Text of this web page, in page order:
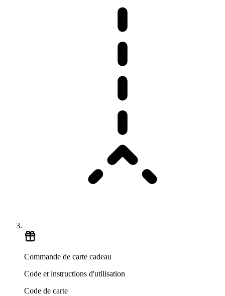
Commande de carte cadeau
Code et instructions d'utilisation
Code de carte